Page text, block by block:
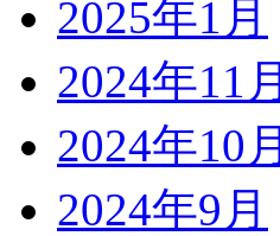
2025年1月
2024年11月
2024年10月
2024年9月